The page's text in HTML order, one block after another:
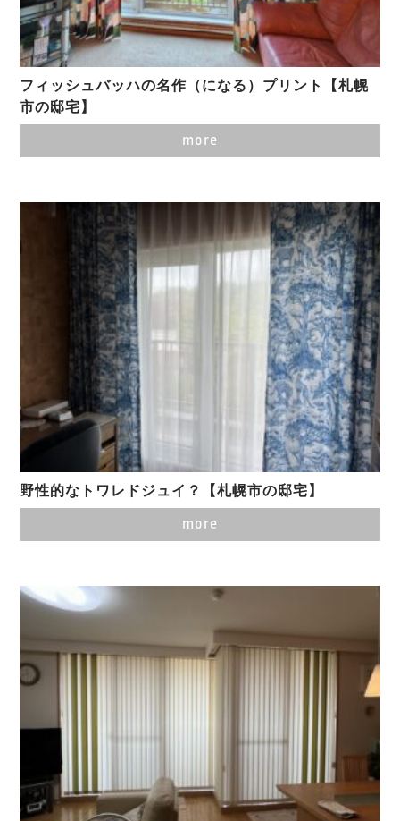
フィッシュバッハの名作（になる）プリント【札幌
市の邸宅】
more
野性的なトワレドジュイ？【札幌市の邸宅】
more